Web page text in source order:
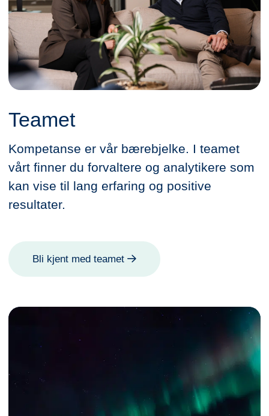
Teamet
Kompetanse er vår bærebjelke. I teamet
vårt finner du forvaltere og analytikere som
kan vise til lang erfaring og positive
resultater.
Bli kjent med teamet